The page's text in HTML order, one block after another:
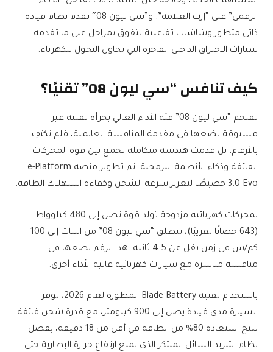
الرقمي” على “إرث العلامة”. و”سي ليون 08″ تقدم نظام قيادة
ذاتي متطور وشاشات تفاعلية تتفوق بمراحل على ما تقدمه
سيارات الاحتراق الداخلي الفاخرة التي تحاول التحول للكهرباء.
كيف تنافس “سي ليون 08” تقنيًا؟
تقتحم “سي ليون 08” فئة الأداء العالي بجرأة تقنية غير
مسبوقة تضعها في مقدمة المنافسة العالمية، فلم تكتفِ
بالأرقام، بل قدمت هندسة متكاملة تجمع بين قوة المحركات
الفائقة وذكاء الأنظمة البرمجية. تم تطوير منصة e-Platform
3.0 Evo خصيصًا لتعزيز سرعة الشحن وكفاءة استهلاك الطاقة.
بمحركات كهربائية مزدوجة تولد قوة تصل إلى 480 كيلوواط
(643 حصانًا تقريبًا)، تنطلق “سي ليون 08” من الثبات إلى 100
كم/س في زمن يقل عن 4.5 ثانية. هذا الرقم يضعها في
منافسة مباشرة مع سيارات كهربائية عالية الأداء أخرى.
باستخدام تقنية Blade Battery المطورة لعام 2026، توفر
السيارة مدى قيادة يصل إلى 900 كيلومتر، مع قدرة شحن فائقة
تتيح استعادة 80% من الطاقة في أقل من 18 دقيقة، بفضل
نظام التبريد السائل المبتكر الذي يمنع ارتفاع حرارة البطارية حتى